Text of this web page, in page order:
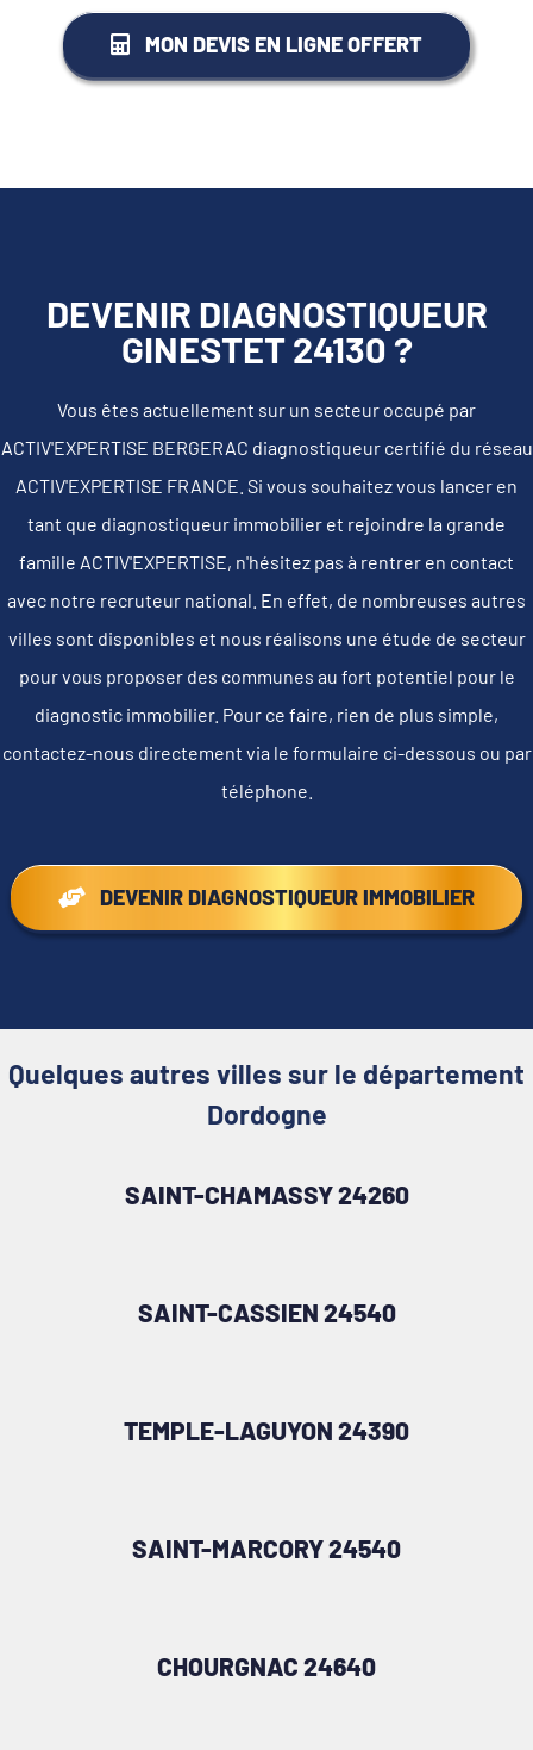
MON DEVIS EN LIGNE OFFERT
DEVENIR DIAGNOSTIQUEUR
GINESTET 24130 ?
Vous êtes actuellement sur un secteur occupé par
ACTIV'EXPERTISE BERGERAC diagnostiqueur certifié du réseau
ACTIV'EXPERTISE FRANCE. Si vous souhaitez vous lancer en
tant que diagnostiqueur immobilier et rejoindre la grande
famille ACTIV'EXPERTISE, n'hésitez pas à rentrer en contact
avec notre recruteur national. En effet, de nombreuses autres
villes sont disponibles et nous réalisons une étude de secteur
pour vous proposer des communes au fort potentiel pour le
diagnostic immobilier. Pour ce faire, rien de plus simple,
contactez-nous directement via le formulaire ci-dessous ou par
téléphone.
DEVENIR DIAGNOSTIQUEUR IMMOBILIER
Quelques autres villes sur le département
Dordogne
SAINT-CHAMASSY 24260
SAINT-CASSIEN 24540
TEMPLE-LAGUYON 24390
SAINT-MARCORY 24540
CHOURGNAC 24640